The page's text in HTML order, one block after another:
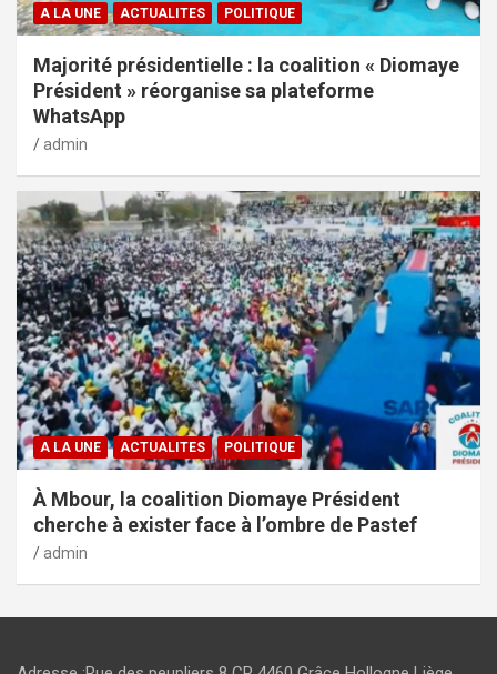
A LA UNE ACTUALITES POLITIQUE
Majorité présidentielle : la coalition « Diomaye
Président » réorganise sa plateforme
WhatsApp
admin
A LA UNE ACTUALITES POLITIQUE
À Mbour, la coalition Diomaye Président
cherche à exister face à l’ombre de Pastef
admin